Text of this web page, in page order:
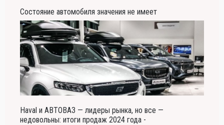
Состояние автомобиля значения не имеет
Haval и АВТОВАЗ — лидеры рынка, но все —
недовольны: итоги продаж 2024 года -